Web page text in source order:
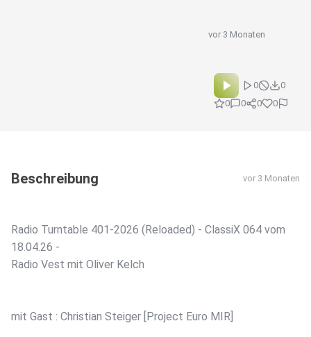
vor 3 Monaten
0
0
0
0 0 0
Beschreibung vor 3 Monaten
Radio Turntable 401-2026 (Reloaded) - ClassiX 064 vom
18.04.26 -
Radio Vest mit Oliver Kelch
mit Gast : Christian Steiger [Project Euro MIR]